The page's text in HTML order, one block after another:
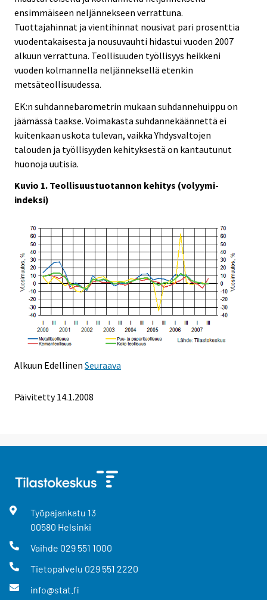
ensimmäiseen neljännekseen verrattuna.
Tuottajahinnat ja vientihinnat nousivat pari prosenttia
vuodentakaisesta ja nousuvauhti hidastui vuoden 2007
alkuun verrattuna. Teollisuuden työllisyys heikkeni
vuoden kolmannella neljänneksellä etenkin
metsäteollisuudessa.
EK:n suhdannebarometrin mukaan suhdannehuippu on
jäämässä taakse. Voimakasta suhdannekäännettä ei
kuitenkaan uskota tulevan, vaikka Yhdysvaltojen
talouden ja työllisyyden kehityksestä on kantautunut
huonoja uutisia.
Kuvio 1. Teollisuustuotannon kehitys (volyymi-
indeksi)
Alkuun Edellinen Seuraava
Päivitetty14.1.2008
Työpajankatu 13
00580 Helsinki
Vaihde 029 551 1000
Tietopalvelu 029 551 2220
info@stat.fi